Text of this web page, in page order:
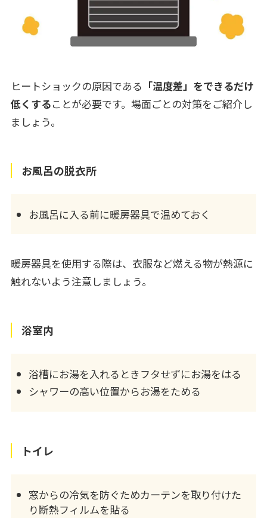
ヒートショックの原因である 「温度差」をできるだけ
低くすることが必要です。場面ごとの対策をご紹介し
ましょう。
お風呂の脱衣所
お風呂に入る前に暖房器具で温めておく
暖房器具を使用する際は、衣服など燃える物が熱源に
触れないよう注意しましょう。
浴室内
浴槽にお湯を入れるときフタせずにお湯をはる
シャワーの高い位置からお湯をためる
トイレ
窓からの冷気を防ぐためカーテンを取り付けた
り断熱フィルムを貼る